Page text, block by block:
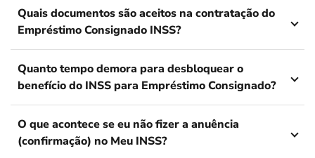
Quais documentos são aceitos na contratação do
Empréstimo Consignado INSS?
Quanto tempo demora para desbloquear o
benefício do INSS para Empréstimo Consignado?
O que acontece se eu não fizer a anuência
(confirmação) no Meu INSS?